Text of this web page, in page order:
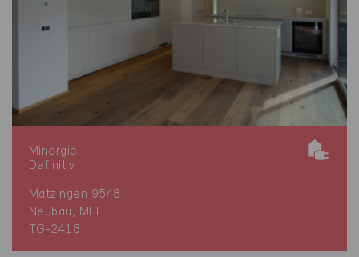
Minergie
Definitiv
Matzingen 9548
Neubau, MFH
TG-2418